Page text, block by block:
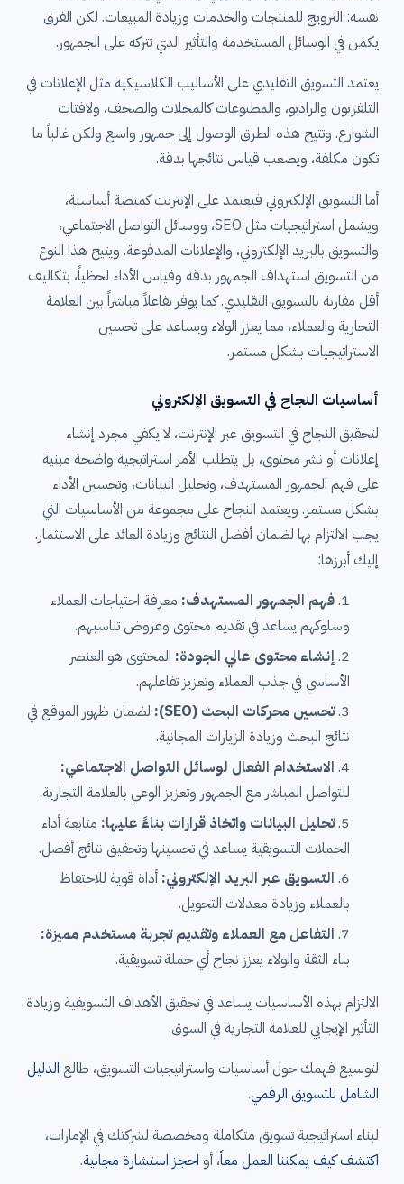
نفسه: الترويج للمنتجات والخدمات وزيادة المبيعات. لكن الفرق
يكمن في الوسائل المستخدمة والتأثير الذي تتركه على الجمهور.
يعتمد التسويق التقليدي على الأساليب الكلاسيكية مثل الإعلانات في
التلفزيون والراديو، والمطبوعات كالمجلات والصحف، ولافتات
الشوارع. وتتيح هذه الطرق الوصول إلى جمهور واسع ولكن غالباً ما
تكون مكلفة، ويصعب قياس نتائجها بدقة.
أما التسويق الإلكتروني فيعتمد على الإنترنت كمنصة أساسية،
ويشمل استراتيجيات مثل SEO، ووسائل التواصل الاجتماعي،
والتسويق بالبريد الإلكتروني، والإعلانات المدفوعة. ويتيح هذا النوع
من التسويق استهداف الجمهور بدقة وقياس الأداء لحظياً، بتكاليف
أقل مقارنة بالتسويق التقليدي. كما يوفر تفاعلاً مباشراً بين العلامة
التجارية والعملاء، مما يعزز الولاء ويساعد على تحسين
الاستراتيجيات بشكل مستمر.
أساسيات النجاح في التسويق الإلكتروني
لتحقيق النجاح في التسويق عبر الإنترنت، لا يكفي مجرد إنشاء
إعلانات أو نشر محتوى، بل يتطلب الأمر استراتيجية واضحة مبنية
على فهم الجمهور المستهدف، وتحليل البيانات، وتحسين الأداء
بشكل مستمر. ويعتمد النجاح على مجموعة من الأساسيات التي
يجب الالتزام بها لضمان أفضل النتائج وزيادة العائد على الاستثمار.
إليك أبرزها:
فهم الجمهور المستهدف: معرفة احتياجات العملاء
وسلوكهم يساعد في تقديم محتوى وعروض تناسبهم.
إنشاء محتوى عالي الجودة: المحتوى هو العنصر
الأساسي في جذب العملاء وتعزيز تفاعلهم.
تحسين محركات البحث (SEO):
لضمان ظهور الموقع في
نتائج البحث وزيادة الزيارات المجانية.
الاستخدام الفعال لوسائل التواصل الاجتماعي:
للتواصل المباشر مع الجمهور وتعزيز الوعي بالعلامة التجارية.
تحليل البيانات واتخاذ قرارات بناءً عليها: متابعة أداء
الحملات التسويقية يساعد في تحسينها وتحقيق نتائج أفضل.
التسويق عبر البريد الإلكتروني: أداة قوية للاحتفاظ
بالعملاء وزيادة معدلات التحويل.
التفاعل مع العملاء وتقديم تجربة مستخدم مميزة:
بناء الثقة والولاء يعزز نجاح أي حملة تسويقية.
الالتزام بهذه الأساسيات يساعد في تحقيق الأهداف التسويقية وزيادة
التأثير الإيجابي للعلامة التجارية في السوق.
لتوسيع فهمك حول أساسيات واستراتيجيات التسويق، طالع الدليل
الشامل للتسويق الرقمي.
لبناء استراتيجية تسويق متكاملة ومخصصة لشركتك في الإمارات،
اكتشف كيف يمكننا العمل معاً، أو احجز استشارة مجانية.